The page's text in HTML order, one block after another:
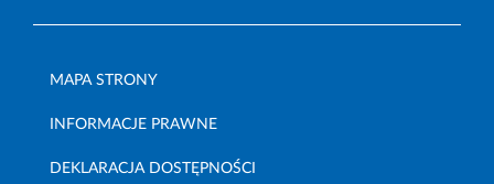
MAPA STRONY
INFORMACJE PRAWNE
DEKLARACJA DOSTĘPNOŚCI